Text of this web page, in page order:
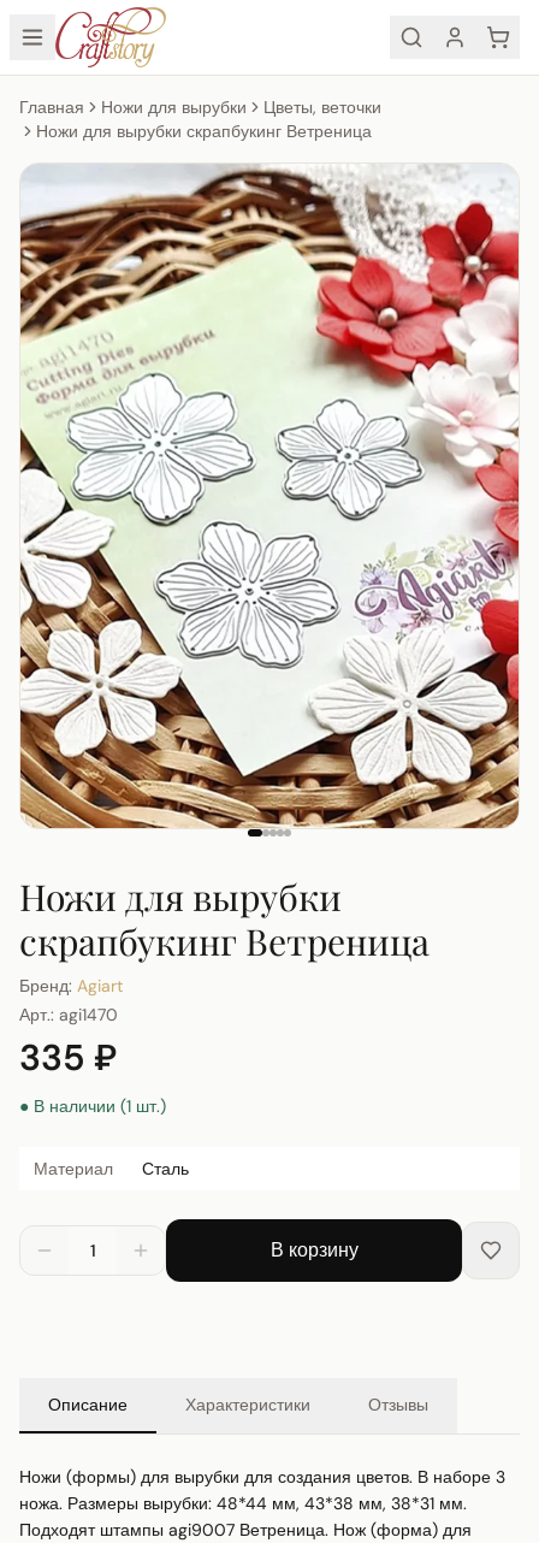
Главная Ножи для вырубки
Цветы, веточки
Ножи для вырубки скрапбукинг Ветреница
Ножи для вырубки
скрапбукинг Ветреница
Бренд: Agiart
Арт.: agi1470
335 ₽
● В наличии (1 шт.)
Материал Сталь
1 В корзину
Описание Характеристики Отзывы
Ножи (формы) для вырубки для создания цветов. В наборе 3
ножа. Размеры вырубки: 48*44 мм, 43*38 мм, 38*31 мм.
Подходят штампы agi9007 Ветреница. Нож (форма) для